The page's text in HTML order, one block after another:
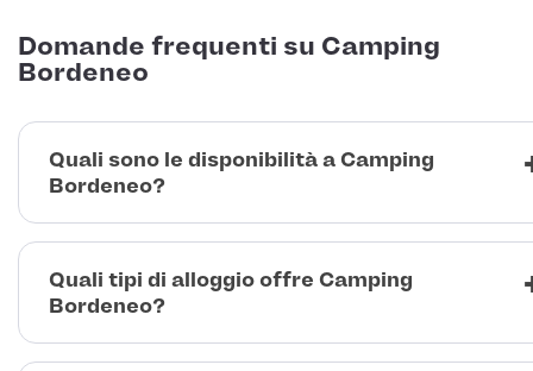
Domande frequenti su Camping
Bordeneo
Quali sono le disponibilità a Camping
Bordeneo?
Quali tipi di alloggio offre Camping
Bordeneo?